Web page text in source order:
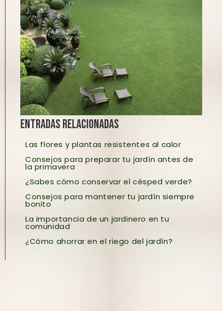
Entradas relacionadas
Las flores y plantas resistentes al calor
Consejos para preparar tu jardín antes de
la primavera
¿Sabes cómo conservar el césped verde?
Consejos para mantener tu jardín siempre
bonito
La importancia de un jardinero en tu
comunidad
¿Cómo ahorrar en el riego del jardín?